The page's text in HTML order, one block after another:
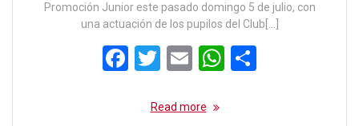
Promoción Junior este pasado domingo 5 de julio, con
una actuación de los pupilos del Club[…]
F
ce
T
tt
E
ail
W
Read more